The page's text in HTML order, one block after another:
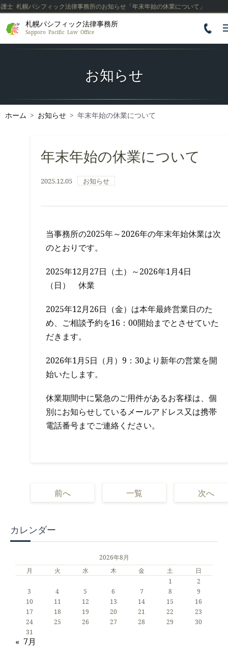
幌パシフィック法律事務所のお知らせ「年末年始の休業について」
札幌パシフィック法律事務所
Sapporo Pacific Law Office 
お知らせ
ホーム > お知らせ > 年末年始の休業について
年末年始の休業について
2025.12.05 お知らせ
当事務所の2025年～2026年の年末年始休業は次
のとおりです。
2025年12月27日（土）～2026年1月4日
（日） 休業
2025年12月26日（金）は本年最終営業日のた
め、ご相談予約を16：00開始までとさせていた
だきます。
2026年1月5日（月）9：30より新年の営業を開
始いたします。
休業期間中に緊急のご用件があるお客様は、個
別にお知らせしているメールアドレス又は携帯
電話番号までご連絡ください。
前へ 一覧 次へ
カレンダー
2026年8月
月 火 水 木 金 土
日
1
2
3
4 5 6 7 8
9
10
11 12 13 14 15
16
17
18 19 20 21 22
23
24
25 26 27 28 29
30
31
« 7月